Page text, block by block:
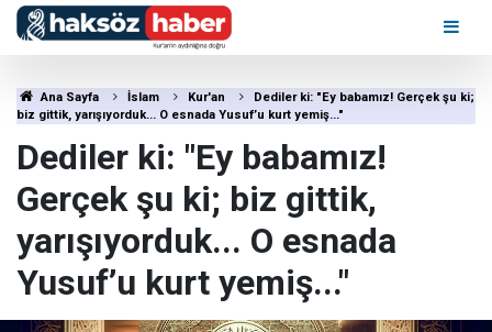
Ana Sayfa İslam Kur'an
Dediler ki: "Ey babamız! Gerçek şu ki;
biz gittik, yarışıyorduk... O esnada Yusuf’u kurt yemiş..."
Dediler ki: "Ey babamız!
Gerçek şu ki; biz gittik,
yarışıyorduk... O esnada
Yusuf’u kurt yemiş..."